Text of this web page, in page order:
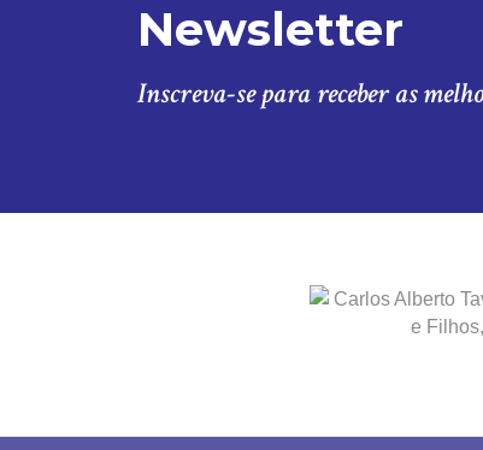
Newsletter
Inscreva-se para receber as